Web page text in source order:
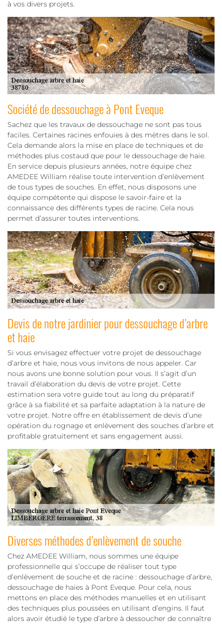
à vos divers projets.
Société de dessouchage à Pont Eveque
Sachez que les travaux de dessouchage ne sont pas tous
faciles. Certaines racines enfouies à des mètres dans le sol.
Cela demande alors la mise en place de techniques et de
méthodes plus costaud que pour le dessouchage de haie.
En service depuis plusieurs années, notre équipe chez
AMEDEE William réalise toute intervention d’enlèvement
de tous types de souches. En effet, nous disposons une
équipe compétente qui dispose le savoir-faire et la
connaissance des différents types de racine. Cela nous
permet d’assurer toutes interventions.
Devis de notre jardinier pour dessouchage d’arbre
et haie
Si vous envisagez effectuer votre projet de dessouchage
d’arbre et haie, nous vous invitons de nous appeler. Car
nous avons une bonne solution pour vous. Il s’agit d’un
travail d’élaboration du devis de votre projet. Cette
estimation sera votre guide tout au long du préparatif
grâce à sa fiabilité et sa parfaite adaptation à la nature de
votre projet. Notre offre en établissement de devis d’une
opération du rognage et enlèvement des souches d’arbre et
profitable gratuitement et sans engagement aussi.
Diverses méthodes d’enlèvement de souche
Chez AMEDEE William, nous sommes une équipe
professionnelle qui s’occupe de réaliser tout type
d’enlèvement de souche et de racine : dessouchage d’arbre,
dessouchage de haies à Pont Eveque. Pour cela, nous
mettons en place des méthodes manuelles et en utilisant
des techniques plus poussées en utilisant d’engins. Il faut
alors avoir étudié le type d’arbre à dessoucher de connaître